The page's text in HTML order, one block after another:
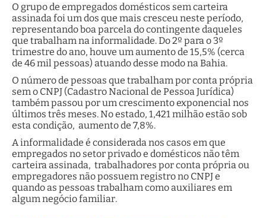
O grupo de empregados domésticos sem carteira
assinada foi um dos que mais cresceu neste período,
representando boa parcela do contingente daqueles
que trabalham na informalidade. Do 2º para o 3º
trimestre do ano, houve um aumento de 15,5% (cerca
de 46 mil pessoas) atuando desse modo na Bahia.
O número de pessoas que trabalham por conta própria
sem o CNPJ (Cadastro Nacional de Pessoa Jurídica)
também passou por um crescimento exponencial nos
últimos três meses. No estado, 1,421 milhão estão sob
esta condição, aumento de 7,8%.
A informalidade é considerada nos casos em que
empregados no setor privado e domésticos não têm
carteira assinada, trabalhadores por conta própria ou
empregadores não possuem registro no CNPJ e
quando as pessoas trabalham como auxiliares em
algum negócio familiar.